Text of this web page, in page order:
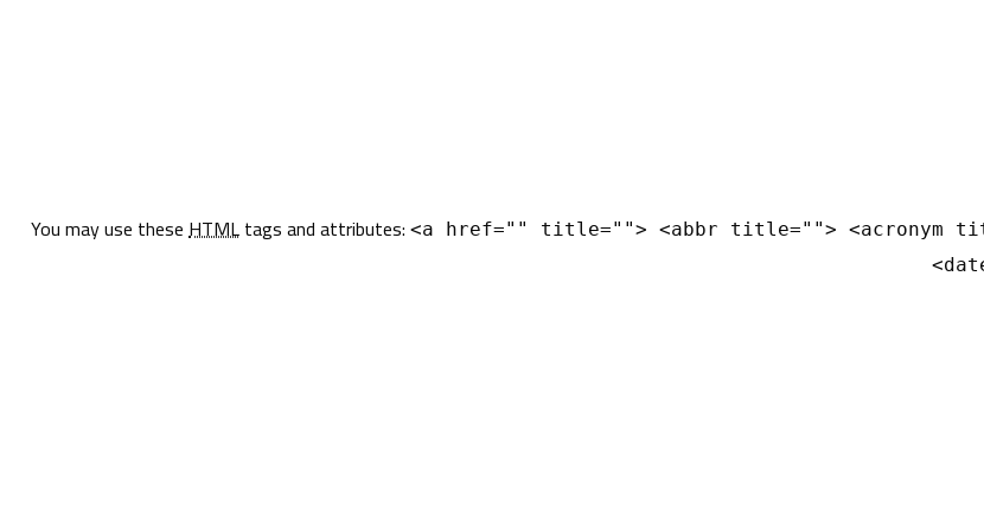
You may use theseHTMLtags and attributes: <a href="" title=""> <abbr title=""> <acronym